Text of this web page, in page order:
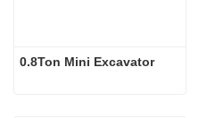
0.8Ton Mini Excavator